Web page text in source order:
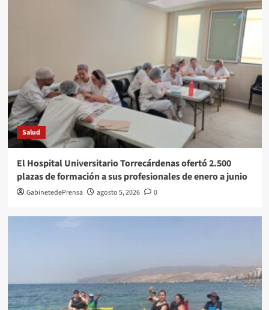
Salud
El Hospital Universitario Torrecárdenas ofertó 2.500
plazas de formación a sus profesionales de enero a junio
GabinetedePrensa agosto 5, 2026 0